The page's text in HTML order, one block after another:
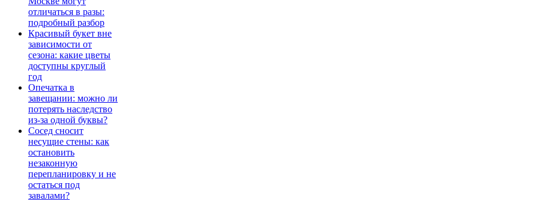
отличаться в разы:
подробный разбор
Красивый букет вне
зависимости от
сезона: какие цветы
доступны круглый
год
Опечатка в
завещании: можно ли
потерять наследство
из-за одной буквы?
Сосед сносит
несущие стены: как
остановить
незаконную
перепланировку и не
остаться под
завалами?